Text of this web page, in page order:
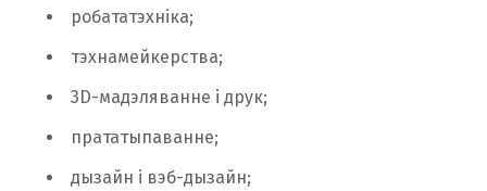
робататэхніка;
тэхнамейкерства;
3D-мадэляванне і друк;
прататыпаванне;
дызайн і вэб-дызайн;